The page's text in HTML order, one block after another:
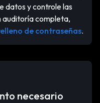
datos y controle las
auditoría completa,
de contraseñas.
necesario